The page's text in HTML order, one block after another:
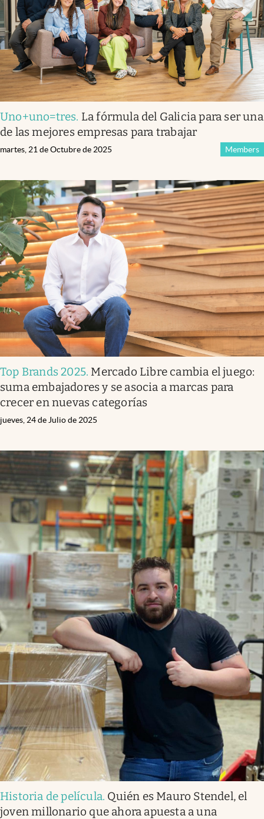
Uno+uno=tres. La fórmula del Galicia para ser una
de las mejores empresas para trabajar
Members
martes, 21 de Octubre de 2025
Top Brands 2025. Mercado Libre cambia el juego:
suma embajadores y se asocia a marcas para
crecer en nuevas categorías
jueves, 24 de Julio de 2025
Historia de película. Quién es Mauro Stendel, el
joven millonario que ahora apuesta a una